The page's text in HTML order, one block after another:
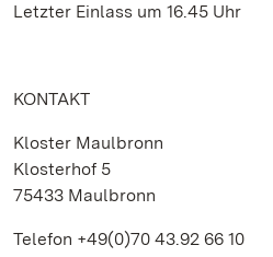
Letzter Einlass um 16.45 Uhr
KONTAKT
Kloster Maulbronn
Klosterhof 5
75433 Maulbronn
Telefon +49(0)70 43.92 66 10